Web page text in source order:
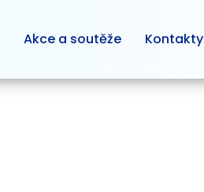
Akce a soutěže Kontakty